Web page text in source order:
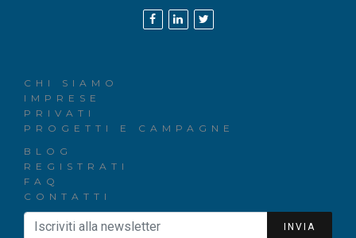
CHI SIAMO
IMPRESE
PRIVATI
PROGETTI E CAMPAGNE
BLOG
REGISTRATI
FAQ
CONTATTI
INVIA